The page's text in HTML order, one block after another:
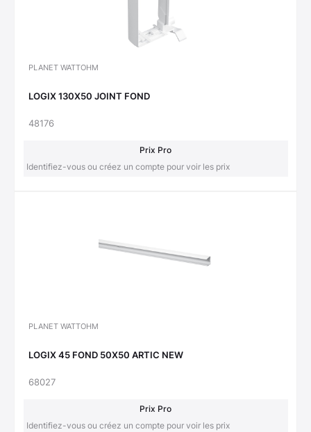
PLANET WATTOHM
LOGIX 130X50 JOINT FOND
48176
Prix Pro
Identifiez-vous ou créez un compte pour voir les prix
PLANET WATTOHM
LOGIX 45 FOND 50X50 ARTIC NEW
68027
Prix Pro
Identifiez-vous ou créez un compte pour voir les prix